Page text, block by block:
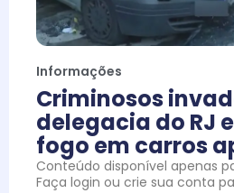
Informações
Criminosos
delegacia do RJ
fogo em carros
Conteúdo disponível apenas
Faça login ou crie sua conta